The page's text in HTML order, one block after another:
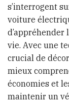
s’interrogent
voiture
d’appréhender
vie. Avec une
crucial de
mieux
économies et
maintenir un